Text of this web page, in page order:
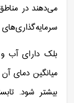
می‌دهند در مناطق
بلک دارای آب
بیشتر شود.